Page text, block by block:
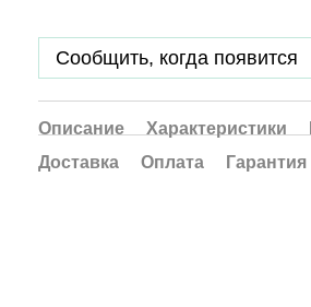
Сообщить, когда появится
Описание Характеристики
Доставка
Оплата Гарантия